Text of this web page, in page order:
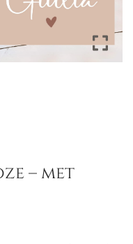
– met